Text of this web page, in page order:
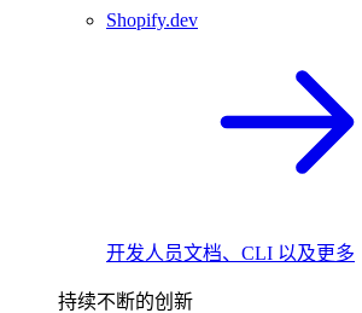
Shopify.dev
开发人员文档、CLI 以及更多
持续不断的创新